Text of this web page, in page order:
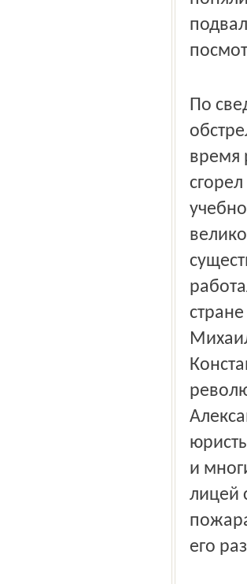
По
время
и
лицей
его